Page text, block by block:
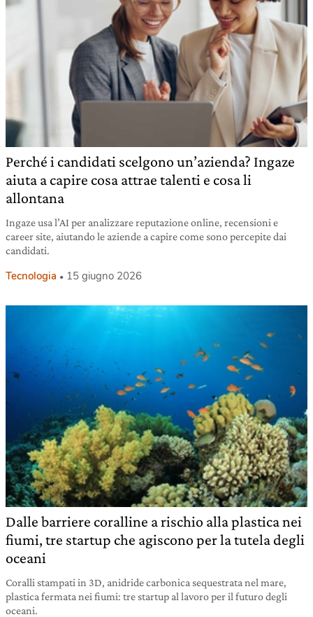
Perché i candidati scelgono un’azienda? Ingaze
aiuta a capire cosa attrae talenti e cosa li
allontana
Ingaze usa l’AI per analizzare reputazione online, recensioni e
career site, aiutando le aziende a capire come sono percepite dai
candidati.
Tecnologia 15 giugno 2026
Dalle barriere coralline a rischio alla plastica nei
fiumi, tre startup che agiscono per la tutela degli
oceani
Coralli stampati in 3D, anidride carbonica sequestrata nel mare,
plastica fermata nei fiumi: tre startup al lavoro per il futuro degli
oceani.